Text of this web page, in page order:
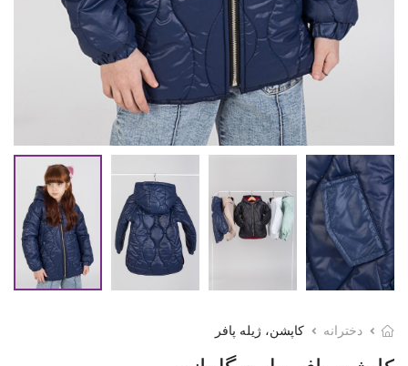
دخترانه کاپشن، ژیله پافر